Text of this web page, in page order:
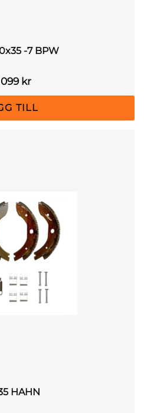
-7 BPW
kr
HAHN